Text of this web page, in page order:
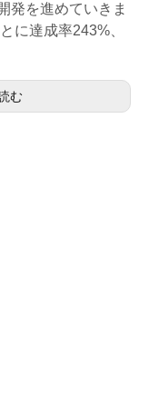
発を進めていきま
に達成率243%、
む